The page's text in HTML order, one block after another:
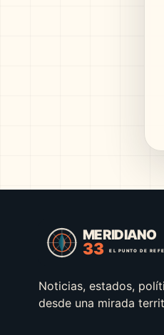
Noticias, estados,
desde una mirada